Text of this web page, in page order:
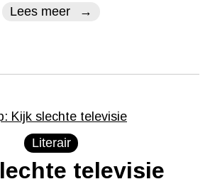
Lees meer
Literair
televisie